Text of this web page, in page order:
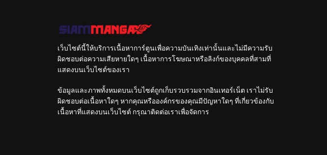
เว็บไซต์นี้ให้บริการเนื้อหาการ์ตูนเพื่อความบันเทิงเท่านั้นและไม่มีความรับ
ผิดชอบต่อความเสียหายใดๆ เนื้อหาการโฆษณาหรือลิงก์ของบุคคลที่สามที่
แสดงบนเว็บไซต์ของเรา
ข้อมูลและภาพทั้งหมดบนเว็บไซต์ถูกเก็บรวบรวมจากอินเทอร์เน็ต เราไม่รับ
ผิดชอบต่อเนื้อหาใดๆ หากคุณหรือองค์กรของคุณมีปัญหาใดๆ ที่เกี่ยวข้องกับ
เนื้อหาที่แสดงบนเว็บไซต์ กรุณาติดต่อเราเพื่อจัดการ